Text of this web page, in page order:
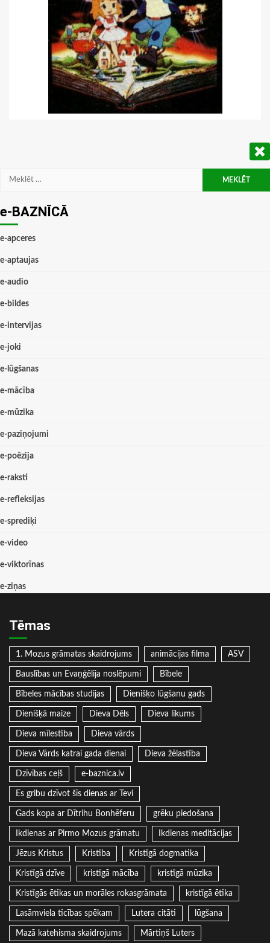
Meklēt:
e-BAZNĪCĀ
e-apceres
e-aptaujas
e-audio
e-bildes
e-intervijas
e-joki
e-lūgšanas
e-mācība
e-mūzika
e-paziņojumi
e-poēzija
e-raksti
e-refleksijas
e-sprediķi
e-video
e-viktorīnas
e-ziņas
Tēmas
1. Mozus grāmatas skaidrojums animācijas filma ASV
Bauslības un Evaņģēlija noslēpumi Bībele
Bībeles mācības studijas Dienišķo lūgšanu gads
Dienišķā maize Dieva Dēls Dieva likums
Dieva mīlestība Dieva vārds
Dieva Vārds katrai gada dienai Dieva žēlastība
Dzīvības ceļš e-baznica.lv
Es gribu dzīvot šīs dienas ar Tevi
Gads kopa ar Dītrihu Bonhēferu grēku piedošana
Ikdienas ar Pirmo Mozus grāmatu Ikdienas meditācijas
Jēzus Kristus Kristība Kristīgā dogmatika
Kristīgā dzīve kristīgā mācība kristīgā mūzika
Kristīgās ētikas un morāles rokasgrāmata kristīgā ētika
Lasāmviela ticības spēkam Lutera citāti lūgšana
Mazā katehisma skaidrojums Mārtiņš Luters